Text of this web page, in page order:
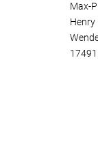
Max-
Henry